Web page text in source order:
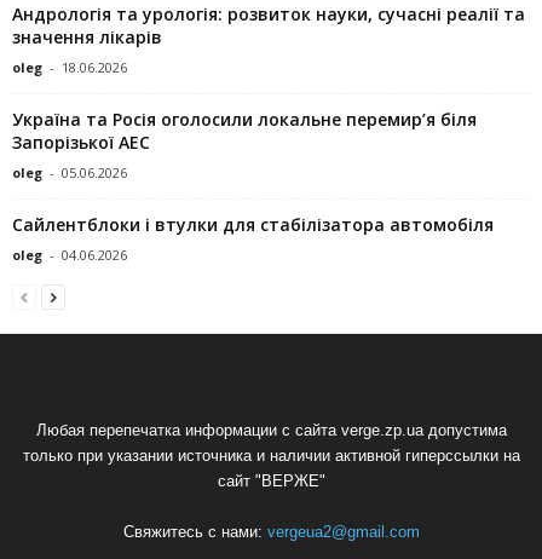
Андрологія та урологія: розвиток науки, сучасні реалії та
значення лікарів
oleg - 18.06.2026
Україна та Росія оголосили локальне перемир’я біля
Запорізької АЕС
oleg - 05.06.2026
Сайлентблоки і втулки для стабілізатора автомобіля
oleg - 04.06.2026
Любая перепечатка информации с сайта verge.zp.ua допустима
только при указании источника и наличии активной гиперссылки на
сайт "ВЕРЖЕ"
Свяжитесь с нами: vergeua2@gmail.com